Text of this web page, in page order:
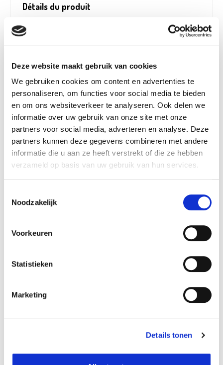
Deze website maakt gebruik van cookies
We gebruiken cookies om content en advertenties te
personaliseren, om functies voor social media te bieden
en om ons websiteverkeer te analyseren. Ook delen we
informatie over uw gebruik van onze site met onze
partners voor social media, adverteren en analyse. Deze
partners kunnen deze gegevens combineren met andere
informatie die u aan ze heeft verstrekt of die ze hebben
verzameld op basis van uw gebruik van hun services.
Noodzakelijk
Voorkeuren
Statistieken
Marketing
Details tonen
Détails du produit
écochèques:
Oui, dans nos jardineries
Poids:
0,72 kg
Hauteur (cm):
20,2 cm
Largeur (cm):
34,5 cm
Longueur (cm):
35 cm
Diamètre (cm):
34,5 cm
Material:
Plastique
Résistant au gel:
Oui
Trou d’évacuation:
Oui
Intérieur / extérieur:
Numéro d'article:
l’UE